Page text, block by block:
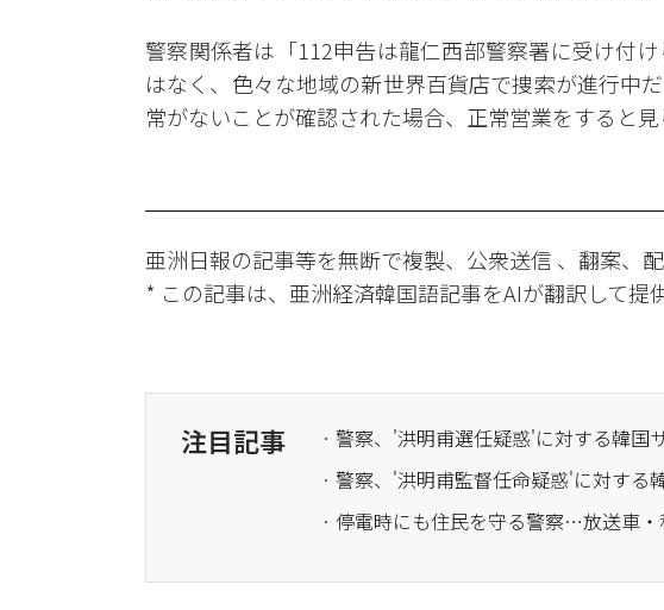
警察関係者は「112申告は龍仁西部警察署に受け付
はなく、色々な地域の新世界百貨店で捜索が進行中
常がないことが確認された場合、正常営業をすると見
亜洲日報の記事等を無断で複製、公衆送信 、翻案、
* この記事は、亜洲経済韓国語記事をAIが翻訳して提
注目記事
· 警察、'洪明甫監督任命疑惑'に対する